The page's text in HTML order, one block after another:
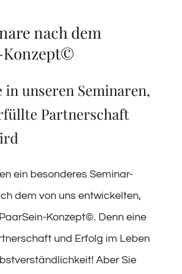
nach dem
Konzept©
in unseren Seminaren,
Partnerschaft
ein besonderes Seminar-
dem von uns entwickelten,
Konzept©. Denn eine
und Erfolg im Leben
Aber Sie